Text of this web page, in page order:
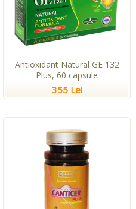
Antioxidant Natural GE 132
Plus, 60 capsule
355 Lei